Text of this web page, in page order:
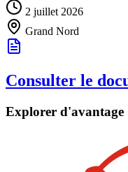
2 juillet 2026
Grand Nord
Consulter le
Explorer d'avantage